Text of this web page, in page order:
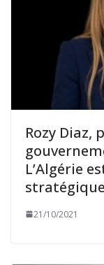
Rozy Diaz,
L’Algérie
21/10/2021